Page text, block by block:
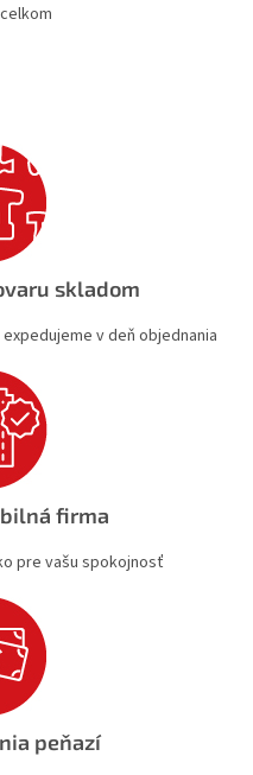
skladom
v deň objednania
firma
pre vašu spokojnosť
peňazí